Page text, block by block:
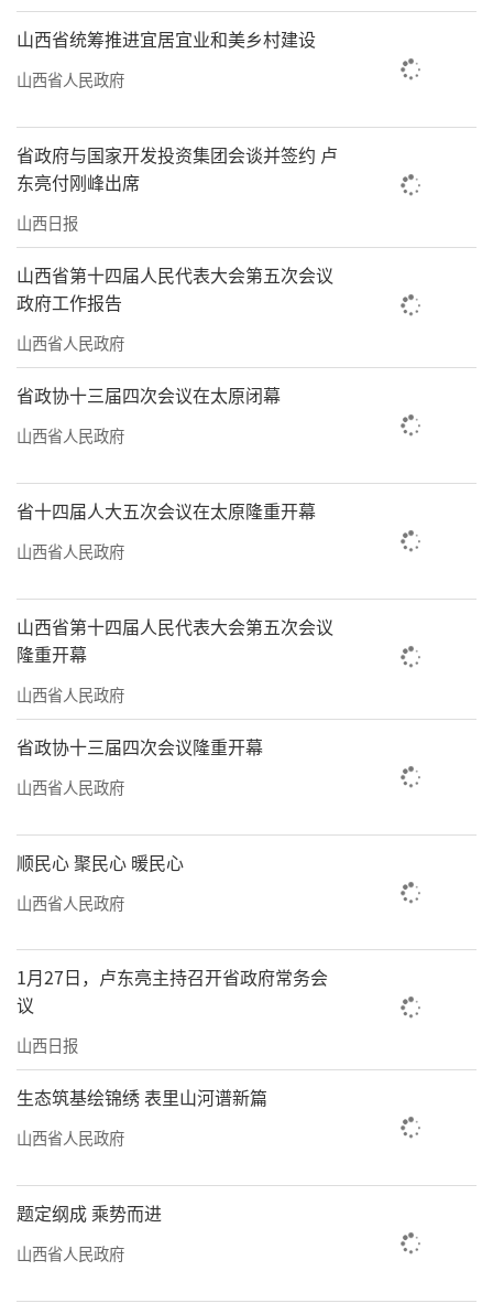
山西省统筹推进宜居宜业和美乡村建设
山西省人民政府
省政府与国家开发投资集团会谈并签约 卢
东亮付刚峰出席
山西日报
山西省第十四届人民代表大会第五次会议
政府工作报告
山西省人民政府
省政协十三届四次会议在太原闭幕
山西省人民政府
省十四届人大五次会议在太原隆重开幕
山西省人民政府
山西省第十四届人民代表大会第五次会议
隆重开幕
山西省人民政府
省政协十三届四次会议隆重开幕
山西省人民政府
顺民心 聚民心 暖民心
山西省人民政府
1月27日，卢东亮主持召开省政府常务会
议
山西日报
生态筑基绘锦绣 表里山河谱新篇
山西省人民政府
题定纲成 乘势而进
山西省人民政府